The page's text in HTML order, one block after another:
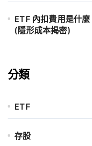
ETF 內扣費用是什
(隱形成本揭密)
分類
ETF
存股